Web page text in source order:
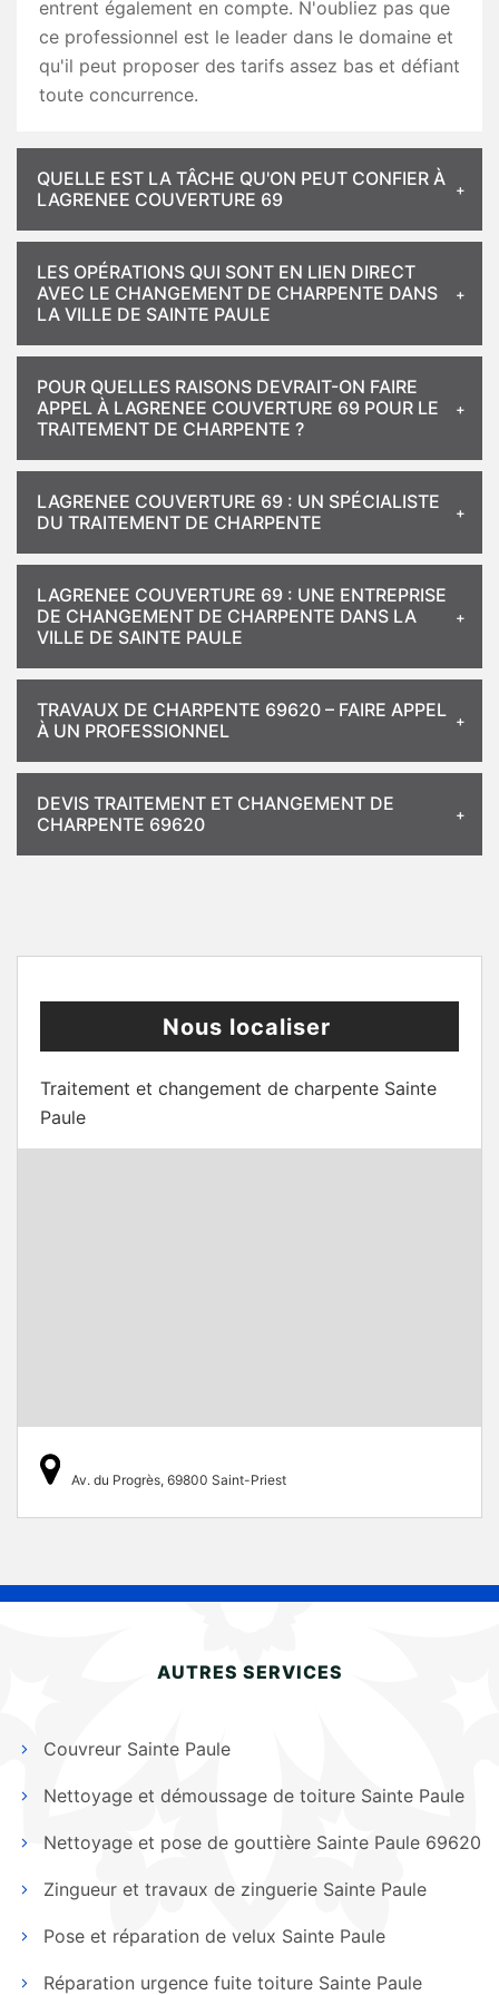
entrent également en compte. N'oubliez pas que
ce professionnel est le leader dans le domaine et
qu'il peut proposer des tarifs assez bas et défiant
toute concurrence.
QUELLE EST LA TÂCHE QU'ON PEUT CONFIER À
LAGRENEE COUVERTURE 69
LES OPÉRATIONS QUI SONT EN LIEN DIRECT
AVEC LE CHANGEMENT DE CHARPENTE DANS
LA VILLE DE SAINTE PAULE
POUR QUELLES RAISONS DEVRAIT-ON FAIRE
APPEL À LAGRENEE COUVERTURE 69 POUR LE
TRAITEMENT DE CHARPENTE ?
LAGRENEE COUVERTURE 69 : UN SPÉCIALISTE
DU TRAITEMENT DE CHARPENTE
LAGRENEE COUVERTURE 69 : UNE ENTREPRISE
DE CHANGEMENT DE CHARPENTE DANS LA
VILLE DE SAINTE PAULE
TRAVAUX DE CHARPENTE 69620 – FAIRE APPEL
À UN PROFESSIONNEL
DEVIS TRAITEMENT ET CHANGEMENT DE
CHARPENTE 69620
Nous localiser
Traitement et changement de charpente Sainte
Paule
Av. du Progrès, 69800 Saint-Priest
AUTRES SERVICES
Couvreur Sainte Paule
Nettoyage et démoussage de toiture Sainte Paule
Nettoyage et pose de gouttière Sainte Paule 69620
Zingueur et travaux de zinguerie Sainte Paule
Pose et réparation de velux Sainte Paule
Réparation urgence fuite toiture Sainte Paule